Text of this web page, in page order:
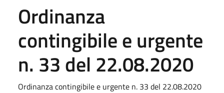
Ordinanza
contingibile e urgente
n. 33 del 22.08.2020
Ordinanza contingibile e urgente n. 33 del 22.08.2020